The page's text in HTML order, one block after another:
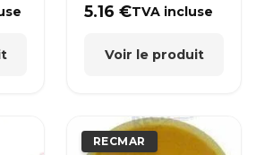
MERCRUISER
5.16€TVA incluse
Voir le produit
RECMAR